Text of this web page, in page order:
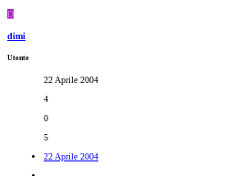
D
dimi
Utente
22 Aprile 2004
4
0
5
22 Aprile 2004